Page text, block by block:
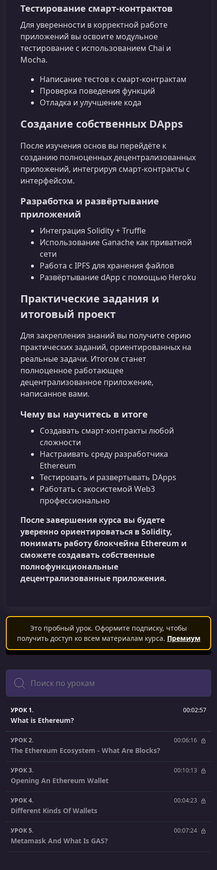
Тестирование смарт-контрактов
Для уверенности в корректной работе
приложений вы освоите модульное
тестирование с использованием Chai и
Mocha.
Написание тестов к смарт-контрактам
Проверка поведения функций
Отладка и улучшение кода
Создание собственных DApps
После изучения основ вы перейдёте к
созданию полноценных децентрализованных
приложений, интегрируя смарт-контракты с
интерфейсом.
Разработка и развёртывание
приложений
Интеграция Solidity + Truffle
Использование Ganache как приватной
сети
Работа с IPFS для хранения файлов
Развёртывание dApp с помощью Heroku
Практические задания и
итоговый проект
Для закрепления знаний вы получите серию
практических заданий, ориентированных на
реальные задачи. Итогом станет
полноценное работающее
децентрализованное приложение,
написанное вами.
Чему вы научитесь в итоге
Создавать смарт-контракты любой
сложности
Настраивать среду разработчика
Ethereum
Тестировать и развертывать DApps
Работать с экосистемой Web3
профессионально
После завершения курса вы будете
уверенно ориентироваться в Solidity,
понимать работу блокчейна Ethereum и
сможете создавать собственные
полнофункциональные
децентрализованные приложения.
Это пробный урок. Оформите подписку, чтобы
получить доступ ко всем материалам курса. Премиум
Поиск
УРОК 1. 00:02:57
What is Ethereum?
УРОК 2. 00:06:16
The Ethereum Ecosystem - What Are Blocks?
УРОК 3. 00:10:13
Opening An Ethereum Wallet
УРОК 4. 00:04:23
Different Kinds Of Wallets
УРОК 5. 00:07:24
Metamask And What Is GAS?